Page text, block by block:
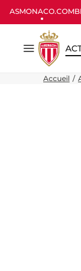
ASMONACO.COM
Menu
Accueil